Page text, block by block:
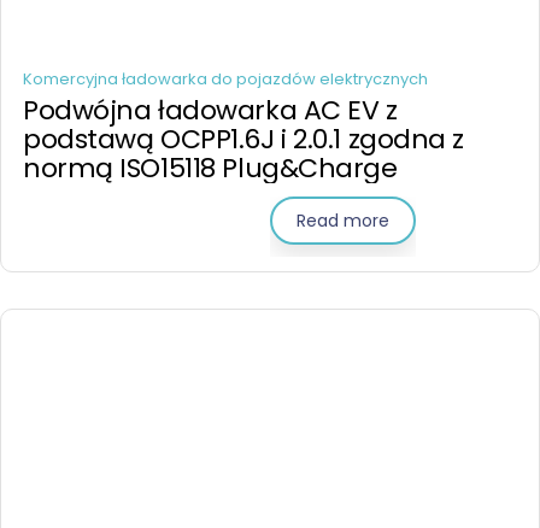
Komercyjna ładowarka do pojazdów elektrycznych
Podwójna ładowarka AC EV z
podstawą OCPP1.6J i 2.0.1 zgodna z
normą ISO15118 Plug&Charge
Read more